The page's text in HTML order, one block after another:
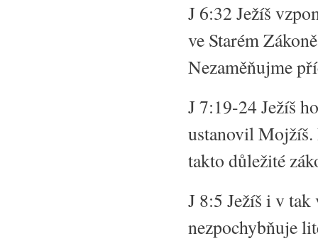
J 6:32 Ježíš
ve Starém
Nezaměňujme
J 7:19-24 Ježíš
ustanovil Mojžíš.
takto důležité
J 8:5 Ježíš i v
nezpochybňuje